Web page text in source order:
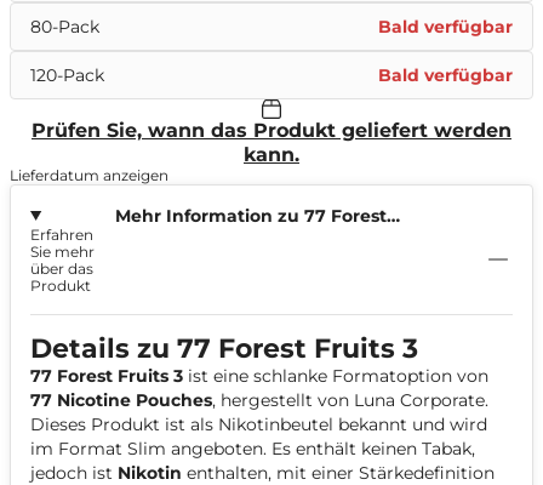
80-Pack Bald verfügbar
120-Pack Bald verfügbar
Prüfen Sie, wann das Produkt geliefert werden
kann.
Lieferdatum anzeigen
Mehr Information zu 77 Forest
Erfahren
Sie mehr
über das
Produkt
Details zu 77 Forest Fruits 3
77 Forest Fruits 3 ist eine schlanke Formatoption von
77 Nicotine Pouches, hergestellt von Luna Corporate.
Dieses Produkt ist als Nikotinbeutel bekannt und wird
im Format Slim angeboten. Es enthält keinen Tabak,
jedoch ist Nikotin enthalten, mit einer Stärkedefinition